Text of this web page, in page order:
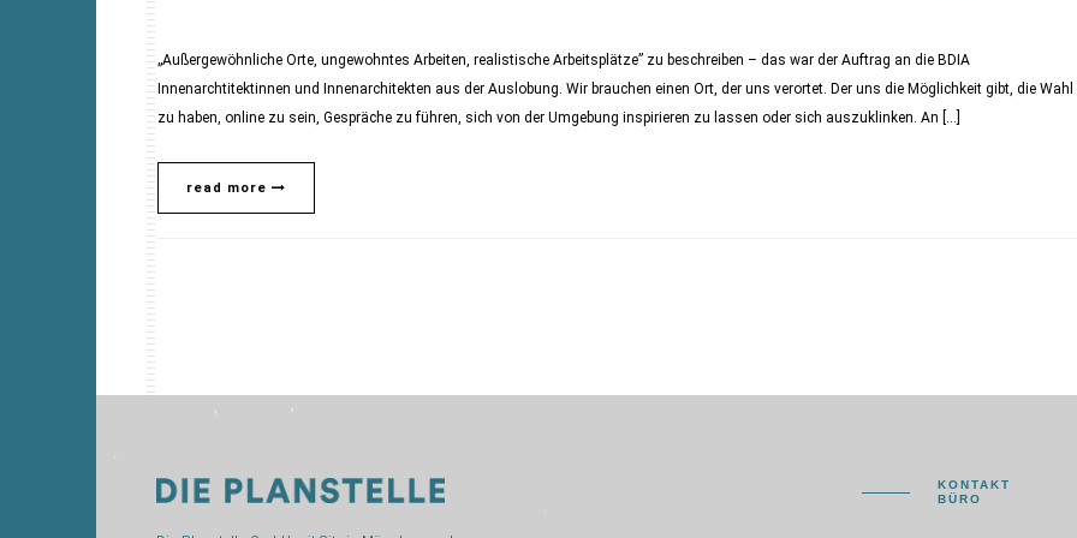
„Außergewöhnliche Orte, ungewohntes Arbeiten, realistische Arbeitsplätze” zu beschreiben – das war der Auftrag an die BDIA
Innenarchtitektinnen und Innenarchitekten aus der Auslobung. Wir brauchen einen Ort, der uns verortet. Der uns die Möglichkeit gibt, die Wahl
zu haben, online zu sein, Gespräche zu führen, sich von der Umgebung inspirieren zu lassen oder sich auszuklinken. An […]
read more
KONTAKT
BÜRO